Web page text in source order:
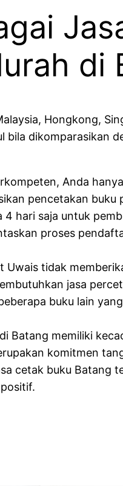
di
Hongkong,
bila dikomparasikan
Anda
pencetakan buku
hari saja untuk
proses
tidak
jasa
buku lain
Batang memiliki
komitmen
cetak buku Batang